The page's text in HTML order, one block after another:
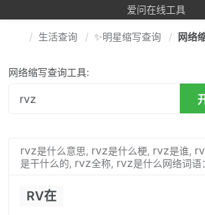
爱问在线工具
生活查询 ✨明星缩写查询 网络
网络缩写查询工具:
rvz是什么意思, rvz是什么梗, rvz是谁,
是干什么的, rvz全称, rvz是什么网络词语：
RV在